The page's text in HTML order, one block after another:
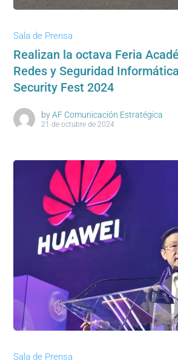
Sala de Prensa
Realizan la octava Feria
Redes y Seguridad
Security Fest 2024
by AF Comunicación Estratégica
21 de octubre de 2024
Sala de Prensa